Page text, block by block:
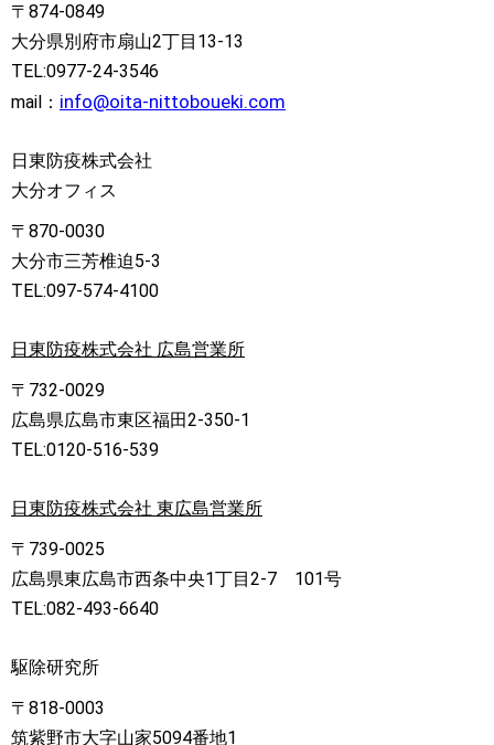
〒874-0849
大分県別府市扇山2丁目13-13
TEL:0977-24-3546
mail： info@oita-nittoboueki.com
日東防疫株式会社
大分オフィス
〒870-0030
大分市三芳椎迫5-3
TEL:097-574-4100
日東防疫株式会社 広島営業所
〒732-0029
広島県広島市東区福田2-350-1
TEL:0120-516-539
日東防疫株式会社 東広島営業所
〒739-0025
広島県東広島市西条中央1丁目2-7 101号
TEL:082-493-6640
駆除研究所
〒818-0003
筑紫野市大字山家5094番地1